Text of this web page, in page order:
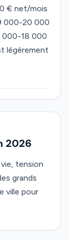
€ net/mois
000-20 000
000-18 000
légèrement
2026
vie, tension
grands
ville pour